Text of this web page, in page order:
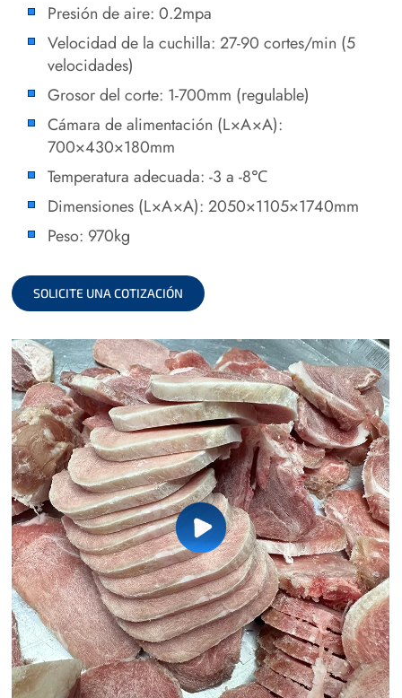
Presión de aire: 0.2mpa
Velocidad de la cuchilla: 27-90 cortes/min (5
velocidades)
Grosor del corte: 1-700mm (regulable)
Cámara de alimentación (L×A×A):
700×430×180mm
Temperatura adecuada: -3 a -8℃
Dimensiones (L×A×A): 2050×1105×1740mm
Peso: 970kg
SOLICITE UNA COTIZACIÓN